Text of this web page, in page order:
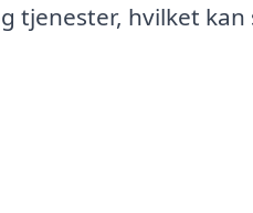
tjenester, hvilket